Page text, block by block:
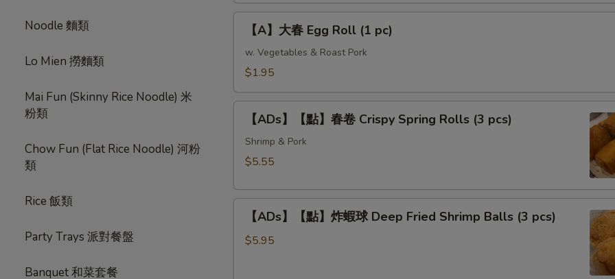
Noodle 麵類
Lo Mien 撈麵類
Mai Fun (Skinny Rice Noodle) 米
粉類
Chow Fun (Flat Rice Noodle) 河粉
類
Rice 飯類
Party Trays 派對餐盤
Banquet 和菜套餐
(6
pcs)
卷
Buddhist
Rolls
Veg
Roll
Chinese
Style)
【A】
Egg
(1
【A】大春 Egg Roll (1 pc)
w. Vegetables & Roast Pork
$1.95
【ADs】
【點】
Spring
Rolls
pcs)
【ADs】【點】春卷 Crispy Spring Rolls (3 pcs)
Shrimp & Pork
$5.55
【ADs】
【點】【ADs】【點】炸蝦球 Deep Fried Shrimp Balls (3 pcs)
$5.95